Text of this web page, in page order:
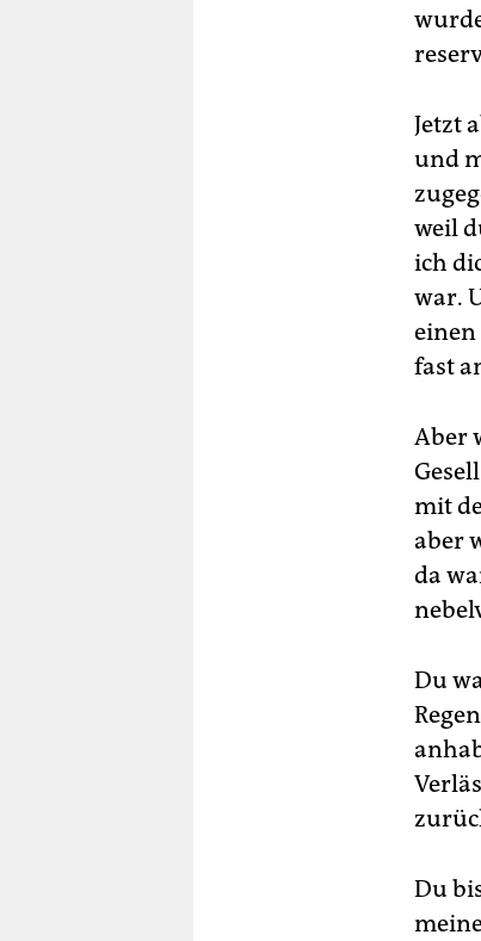
Jetzt
und
weil
ich
war.
einen
fast
Aber
mit
aber
da
Du
Du